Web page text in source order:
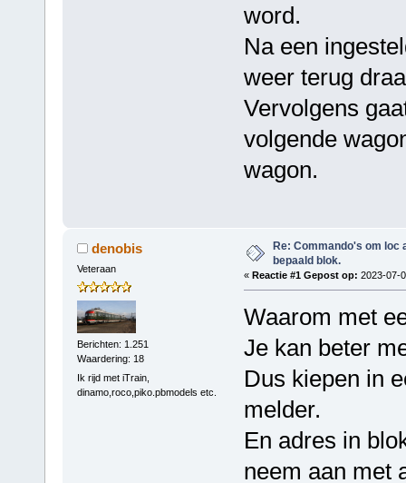
word.
Na een
weer terug
Vervolgens
volgende
wagon.
denobis
Veteraan
Berichten: 1.251
Waardering: 18
Ik rijd met iTrain,
dinamo,roco,piko.pbmodels etc.
Re: Commando's om loc
bepaald blok.
« Reactie #1 Gepost op: 2023-07-
Waarom met
Je kan beter
Dus kiepen in
melder.
En adres in
neem aan met